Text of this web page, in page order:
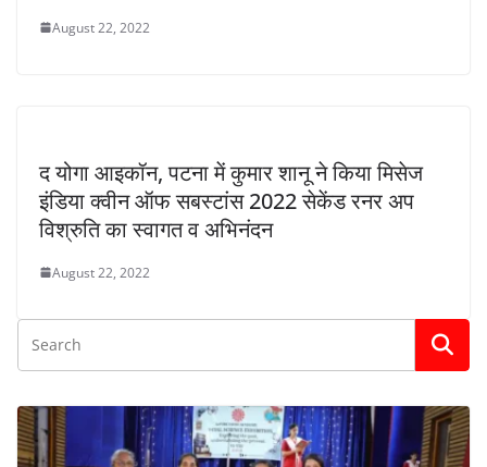
August 22, 2022
द योगा आइकॉन, पटना में कुमार शानू ने किया मिसेज
इंडिया क्वीन ऑफ सबस्टांस 2022 सेकेंड रनर अप
विश्रुति का स्वागत व अभिनंदन
August 22, 2022